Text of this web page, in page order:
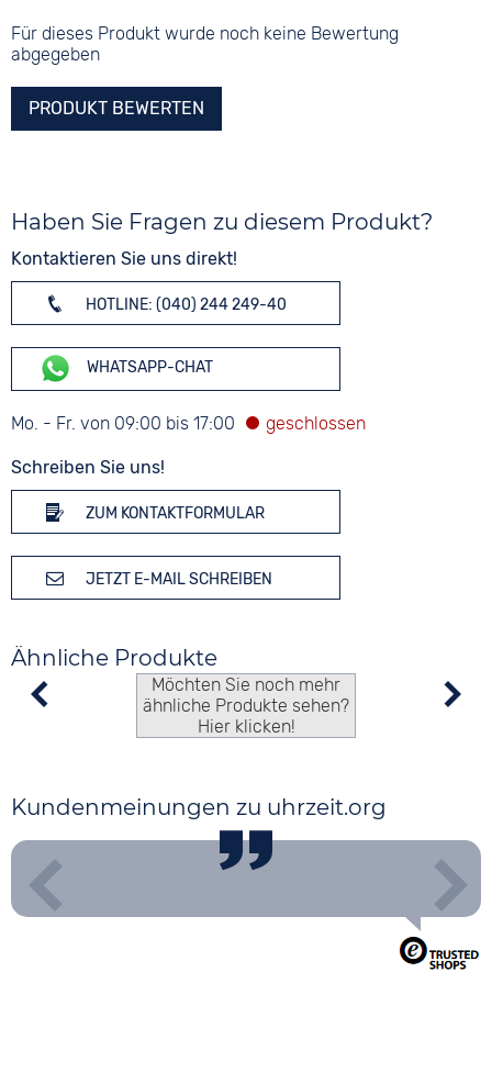
Für dieses Produkt wurde noch keine Bewertung
abgegeben
PRODUKT BEWERTEN
Haben Sie Fragen zu diesem Produkt?
Kontaktieren Sie uns direkt!
HOTLINE: (040) 244 249-40
WHATSAPP-CHAT
Mo. - Fr. von 09:00 bis 17:00
Schreiben Sie uns!
ZUM KONTAKTFORMULAR
JETZT E-MAIL SCHREIBEN
Ähnliche Produkte
Möchten Sie noch mehr
ähnliche Produkte sehen?
Hier klicken!
Kundenmeinungen zu uhrzeit.org